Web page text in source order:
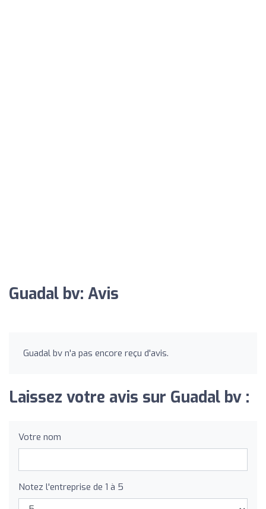
Guadal bv: Avis
Guadal bv n'a pas encore reçu d'avis.
Laissez votre avis sur Guadal bv :
Votre nom
Notez l'entreprise de 1 à 5